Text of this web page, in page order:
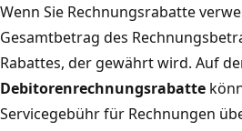
Wenn Sie Rechnungsrabatte
Gesamtbetrag des
Rabattes, der gewährt wird. Auf
Debitorenrechnungsrabatte
Servicegebühr für Rechnungen